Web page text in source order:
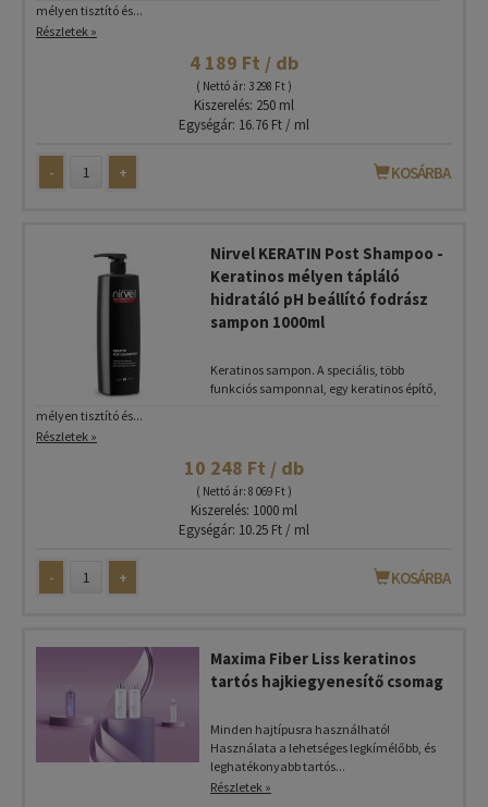
mélyen tisztító és...
Részletek »
4 189 Ft / db
( Nettó ár: 3 298 Ft )
Kiszerelés: 250 ml
Egységár: 16.76 Ft / ml
- + KOSÁRBA
Nirvel KERATIN Post Shampoo -
Keratinos mélyen tápláló
hidratáló pH beállító fodrász
sampon 1000ml
Keratinos sampon. A speciális, több
funkciós samponnal, egy keratinos építő,
mélyen tisztító és...
Részletek »
10 248 Ft / db
( Nettó ár: 8 069 Ft )
Kiszerelés: 1000 ml
Egységár: 10.25 Ft / ml
- + KOSÁRBA
Maxima Fiber Liss keratinos
tartós hajkiegyenesítő csomag
Minden hajtípusra használható!
Használata a lehetséges legkímélőbb, és
leghatékonyabb tartós...
Részletek »